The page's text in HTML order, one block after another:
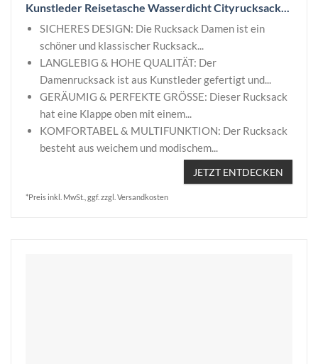
Kunstleder Reisetasche Wasserdicht Cityrucksack...
SICHERES DESIGN: Die Rucksack Damen ist ein
schöner und klassischer Rucksack...
LANGLEBIG & HOHE QUALITÄT: Der
Damenrucksack ist aus Kunstleder gefertigt und...
GERÄUMIG & PERFEKTE GRÖSSE: Dieser Rucksack
hat eine Klappe oben mit einem...
KOMFORTABEL & MULTIFUNKTION: Der Rucksack
besteht aus weichem und modischem...
JETZT ENTDECKEN
*Preis inkl. MwSt., ggf. zzgl. Versandkosten